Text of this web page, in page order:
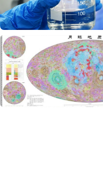
Indonesia• 07 Aug 2026
Iptek
AI kini bisa merancang
ilmuwan berhasil
baru
Indonesia •07 Aug 2026